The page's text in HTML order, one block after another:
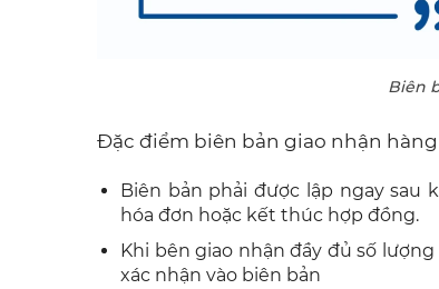
Biên
Đặc điểm biên bản giao nhận
Biên bản phải được lập ngay sau
hóa đơn hoặc kết thúc hợp đồng.
Khi bên giao nhận đầy đủ số
xác nhận vào biên bản